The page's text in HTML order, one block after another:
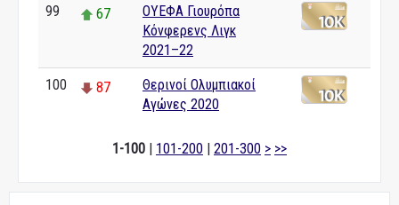
99 67
ΟΥΕΦΑ Γιουρόπα
Κόνφερενς Λιγκ
2021–22
100 87
Θερινοί Ολυμπιακοί
Αγώνες 2020
1-100 | 101-200 | 201-300 > >>